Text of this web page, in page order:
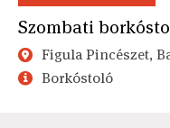
Szombati
Figula Pincészet,
Borkóstoló